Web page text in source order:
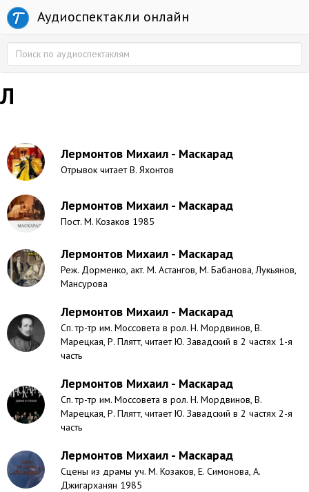
Аудиоспектакли онлайн
Л
Лермонтов Михаил - Маскарад
Отрывок читает В. Яхонтов
Лермонтов Михаил - Маскарад
Пост. М. Козаков 1985
Лермонтов Михаил - Маскарад
Реж. Дорменко, акт. М. Астангов, М. Бабанова, Лукьянов,
Мансурова
Лермонтов Михаил - Маскарад
Сп. тр-тр им. Моссовета в рол. Н. Мордвинов, В.
Марецкая, Р. Плятт, читает Ю. Завадский в 2 частях 1-я
часть
Лермонтов Михаил - Маскарад
Сп. тр-тр им. Моссовета в рол. Н. Мордвинов, В.
Марецкая, Р. Плятт, читает Ю. Завадский в 2 частях 2-я
часть
Лермонтов Михаил - Маскарад
Сцены из драмы уч. М. Козаков, Е. Симонова, А.
Джигарханян 1985